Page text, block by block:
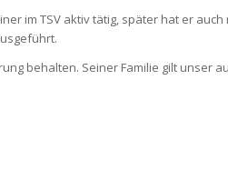
im TSV aktiv tätig, später hat er
behalten. Seiner Familie gilt unser